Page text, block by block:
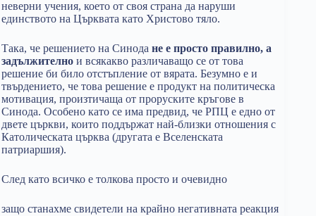
неверни учения, което от своя страна да наруши
единството на Църквата като Христово тяло.
Така, че решението на Синода не е просто правилно, а
задължително и всякакво различаващо се от това
решение би било отстъпление от вярата. Безумно е и
твърдението, че това решение е продукт на политическа
мотивация, произтичаща от проруските кръгове в
Синода. Особено като се има предвид, че РПЦ е едно от
двете църкви, които поддържат най-близки отношения с
Католическата църква (другата е Вселенската
патриаршия).
След като всичко е толкова просто и очевидно
защо станахме свидетели на крайно негативната реакция